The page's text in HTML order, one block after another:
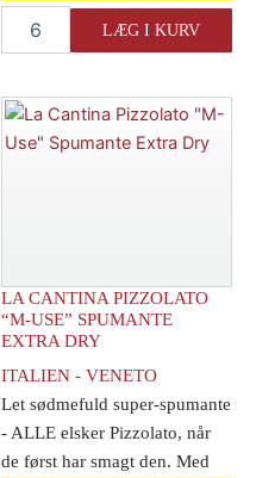
Cantina
Extra
Dry
LÆG I KURV
LA CANTINA PIZZOLATO
“M-USE” SPUMANTE
EXTRA DRY
ITALIEN - VENETO
Let sødmefuld super-spumante
- ALLE elsker Pizzolato, når
de først har smagt den. Med